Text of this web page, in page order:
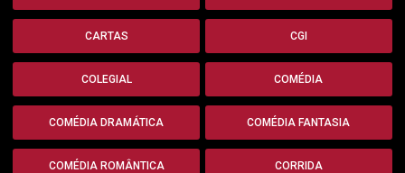
CARTAS CGI
COLEGIAL COMÉDIA
COMÉDIA DRAMÁTICA COMÉDIA FANTASIA
COMÉDIA ROMÂNTICA CORRIDA